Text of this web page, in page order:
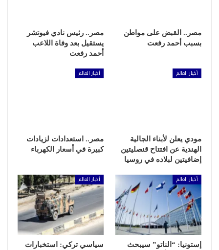
مصر.. القبض على مواطن
بسبب أحمد رفعت
مصر.. رئيس نادي فيوتشر
يستقيل بعد وفاة اللاعب
أحمد رفعت
أخبار العالم
مودي يعلن لأبناء الجالية
الهندية عن افتتاح قنصليتين
إضافيتين لبلاده في روسيا
أخبار العالم
مصر.. استعدادات لزيادات
كبيرة في أسعار الكهرباء
أخبار العالم
إستونيا: “الناتو” سيبحث
أخبار العالم
سياسي تركي: استخبارات